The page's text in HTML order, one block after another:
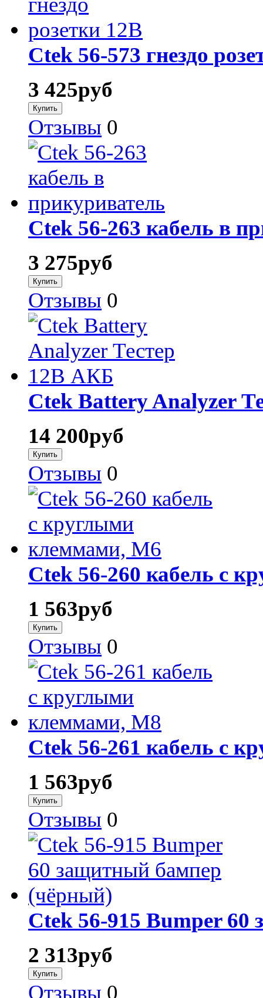
Ctek 56-573 гнездо
3 425руб
Отзывы 0
Ctek 56-263 кабель в
3 275руб
Отзывы 0
Ctek Battery Analyzer
14 200руб
Отзывы 0
Ctek 56-260 кабель с
1 563руб
Отзывы 0
Ctek 56-261 кабель с
1 563руб
Отзывы 0
Ctek 56-915 Bumper
2 313руб
Отзывы 0